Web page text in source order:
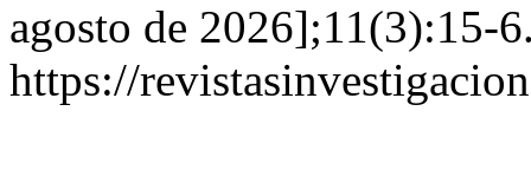
agosto de 2026];11(3):15-
https://